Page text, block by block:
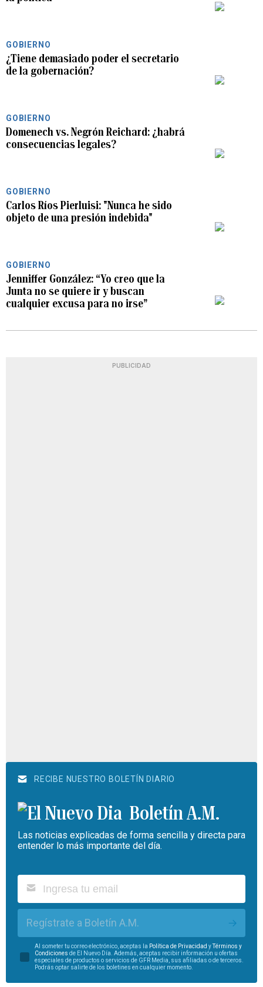
GOBIERNO
¿Tiene demasiado poder el secretario
de la gobernación?
GOBIERNO
Domenech vs. Negrón Reichard: ¿habrá
consecuencias legales?
GOBIERNO
Carlos Ríos Pierluisi: "Nunca he sido
objeto de una presión indebida"
GOBIERNO
Jenniffer González: “Yo creo que la
Junta no se quiere ir y buscan
cualquier excusa para no irse”
PUBLICIDAD
RECIBE NUESTRO BOLETÍN DIARIO
Boletín A.M.
Las noticias explicadas de forma sencilla y directa para
entender lo más importante del día.
Regístrate a Boletín A.M.
Al someter tu correo electrónico, aceptas la Política de Privacidad yTérminos y
Condiciones de El Nuevo Día. Además, aceptas recibir información u ofertas
especiales de productos o servicios de GFR Media, sus afiliadas o de terceros.
Podrás optar salirte de los boletines en cualquier momento.